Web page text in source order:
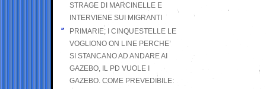
STRAGE DI MARCINELLE E
INTERVIENE SUI MIGRANTI
PRIMARIE; I CINQUESTELLE LE
VOGLIONO ON LINE PERCHE’
SI STANCANO AD ANDARE AI
GAZEBO, IL PD VUOLE I
GAZEBO. COME PREVEDIBILE: